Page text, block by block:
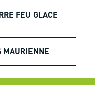
FEU GLACE
MAURIENNE